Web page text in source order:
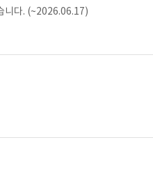
니다. (~2026.06.17)